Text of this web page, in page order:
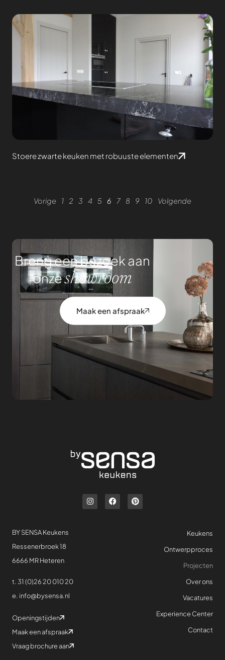
Stoere zwarte keuken met robuuste elementen
Vorige 1 2 3 4 5 6 7 8 9 10 Volgende
Breng een bezoek aan
onzeshowroom
Maak een afspraak
BY SENSA Keukens
Ressenerbroek 18
6666 MR Heteren
t. 31 (0)26 20 010 20
e. info@bysensa.nl
Openingstijden
Maak een afspraak
Vraag brochure aan
Keukens
Ontwerpproces
Projecten
Over ons
Vacatures
Experience Center
Contact